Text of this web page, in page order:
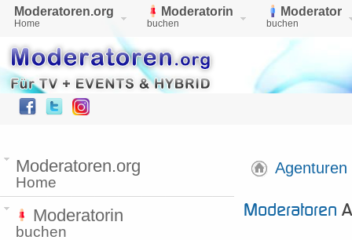
Moderatoren.org
Home
Moderatorin
buchen
Moderator
buchen
Agenturen
Moderatoren
Moderatoren.org
Home
Moderatorin
buchen